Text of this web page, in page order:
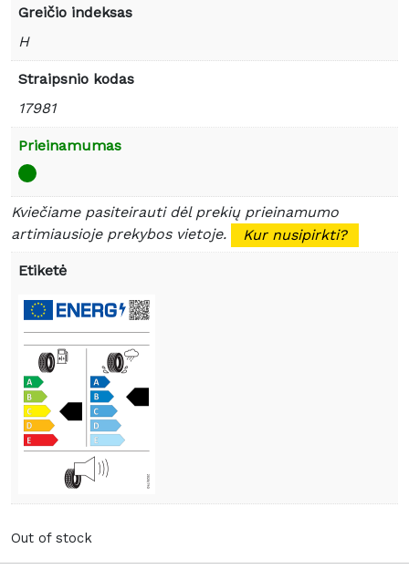
Greičio indeksas
H
Straipsnio kodas
17981
Prieinamumas
Kviečiame pasiteirauti dėl prekių prieinamumo
artimiausioje prekybos vietoje.
Kur nusipirkti?
Etiketė
Out of stock